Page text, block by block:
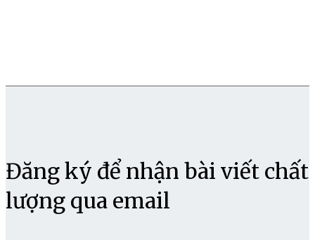
Đăng ký để nhận bài viết chất
lượng qua email